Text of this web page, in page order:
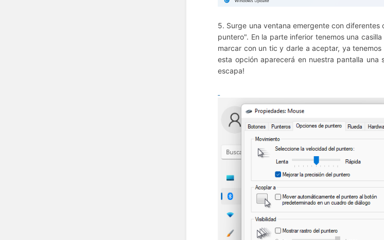
5. Surge una ventana emergente con
puntero". En la parte inferior tenemos una
marcar con un tic y darle a aceptar, ya
esta opción aparecerá en nuestra pantalla una
escapa!